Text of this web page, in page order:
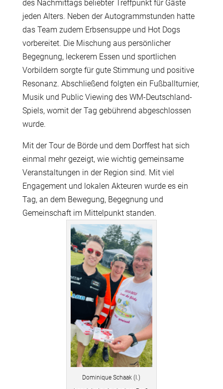
des Nachmittags beliebter Treffpunkt für Gäste
jeden Alters. Neben der Autogrammstunden hatte
das Team zudem Erbsensuppe und Hot Dogs
vorbereitet. Die Mischung aus persönlicher
Begegnung, leckerem Essen und sportlichen
Vorbildern sorgte für gute Stimmung und positive
Resonanz. Abschließend folgten ein Fußballturnier,
Musik und Public Viewing des WM-Deutschland-
Spiels, womit der Tag gebührend abgeschlossen
wurde.
Mit der Tour de Börde und dem Dorffest hat sich
einmal mehr gezeigt, wie wichtig gemeinsame
Veranstaltungen in der Region sind. Mit viel
Engagement und lokalen Akteuren wurde es ein
Tag, an dem Bewegung, Begegnung und
Gemeinschaft im Mittelpunkt standen.
Dominique Schaak (l.)